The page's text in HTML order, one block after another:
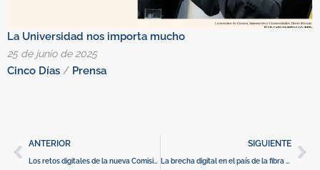
La Universidad nos importa mucho
25 de junio de 2025
Cinco Días / Prensa
Ant
ANTERIOR
Los retos digitales de la nueva Comisión Europea
SIGUIENTE
La brecha digital en el país de la fibra óptica